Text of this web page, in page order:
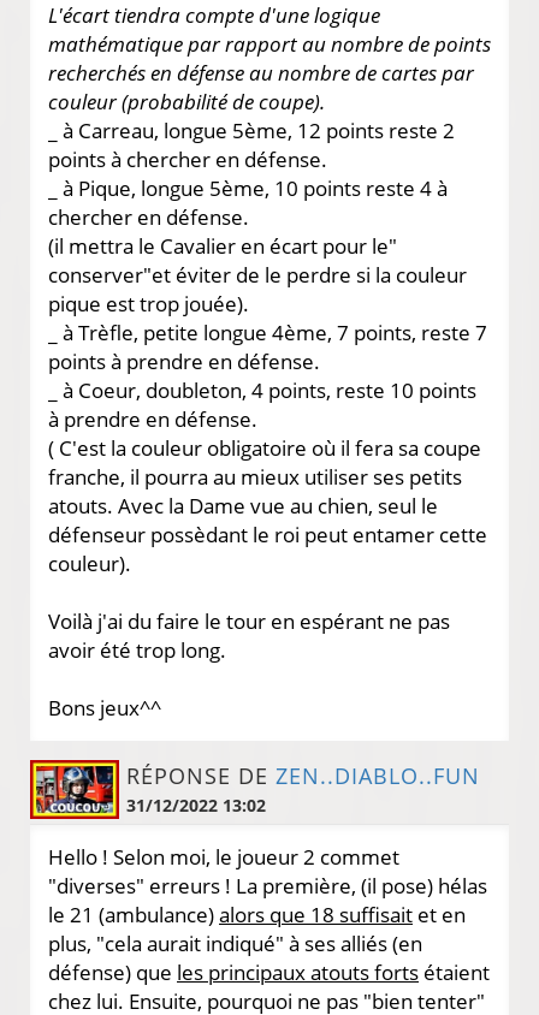
L'écart tiendra compte d'une logique
mathématique par rapport au nombre de points
recherchés en défense au nombre de cartes par
couleur (probabilité de coupe).
_ à Carreau, longue 5ème, 12 points reste 2
points à chercher en défense.
_ à Pique, longue 5ème, 10 points reste 4 à
chercher en défense.
(il mettra le Cavalier en écart pour le"
conserver"et éviter de le perdre si la couleur
pique est trop jouée).
_ à Trèfle, petite longue 4ème, 7 points, reste 7
points à prendre en défense.
_ à Coeur, doubleton, 4 points, reste 10 points
à prendre en défense.
( C'est la couleur obligatoire où il fera sa coupe
franche, il pourra au mieux utiliser ses petits
atouts. Avec la Dame vue au chien, seul le
défenseur possèdant le roi peut entamer cette
couleur).
Voilà j'ai du faire le tour en espérant ne pas
avoir été trop long.
Bons jeux^^
RÉPONSE DE ZEN..DIABLO..FUN
31/12/2022 13:02
Hello ! Selon moi, le joueur 2 commet
"diverses" erreurs ! La première, (il pose) hélas
le 21 (ambulance)alors que 18 suffisait et en
plus, "cela aurait indiqué" à ses alliés (en
défense) que les principaux atouts forts étaient
chez lui. Ensuite, pourquoi ne pas "bien tenter"